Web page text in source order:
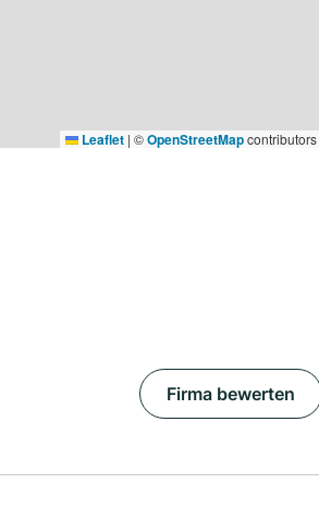
Leaflet | ©OpenStreetMapcontributors
Firma bewerten